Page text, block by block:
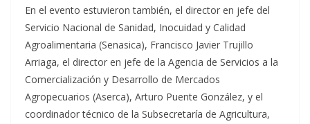
En el evento estuvieron también, el director en jefe del
Servicio Nacional de Sanidad, Inocuidad y Calidad
Agroalimentaria (Senasica), Francisco Javier Trujillo
Arriaga, el director en jefe de la Agencia de Servicios a la
Comercialización y Desarrollo de Mercados
Agropecuarios (Aserca), Arturo Puente González, y el
coordinador técnico de la Subsecretaría de Agricultura,